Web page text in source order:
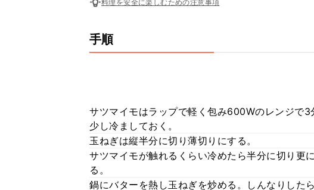
料理を安全に楽しむための注意事項
手順
サツマイモはラップで軽く包み600Wのレンジで
少し冷ましておく。
玉ねぎは縦半分に切り薄切りにする。
サツマイモが触れるくらい冷めたら半分に切り更
る。
鍋にバターを熱し玉ねぎを炒める。しんなりした